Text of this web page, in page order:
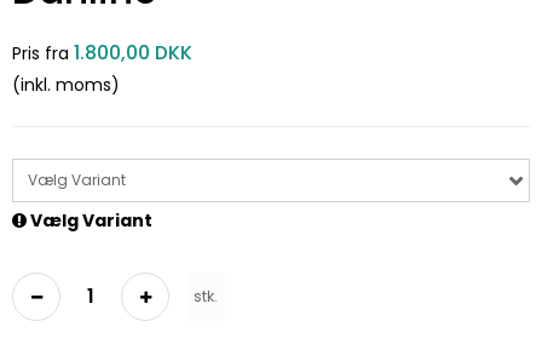
Pris fra 1.800,00 DKK
(inkl. moms)
Vælg Variant
Vælg Variant
stk.